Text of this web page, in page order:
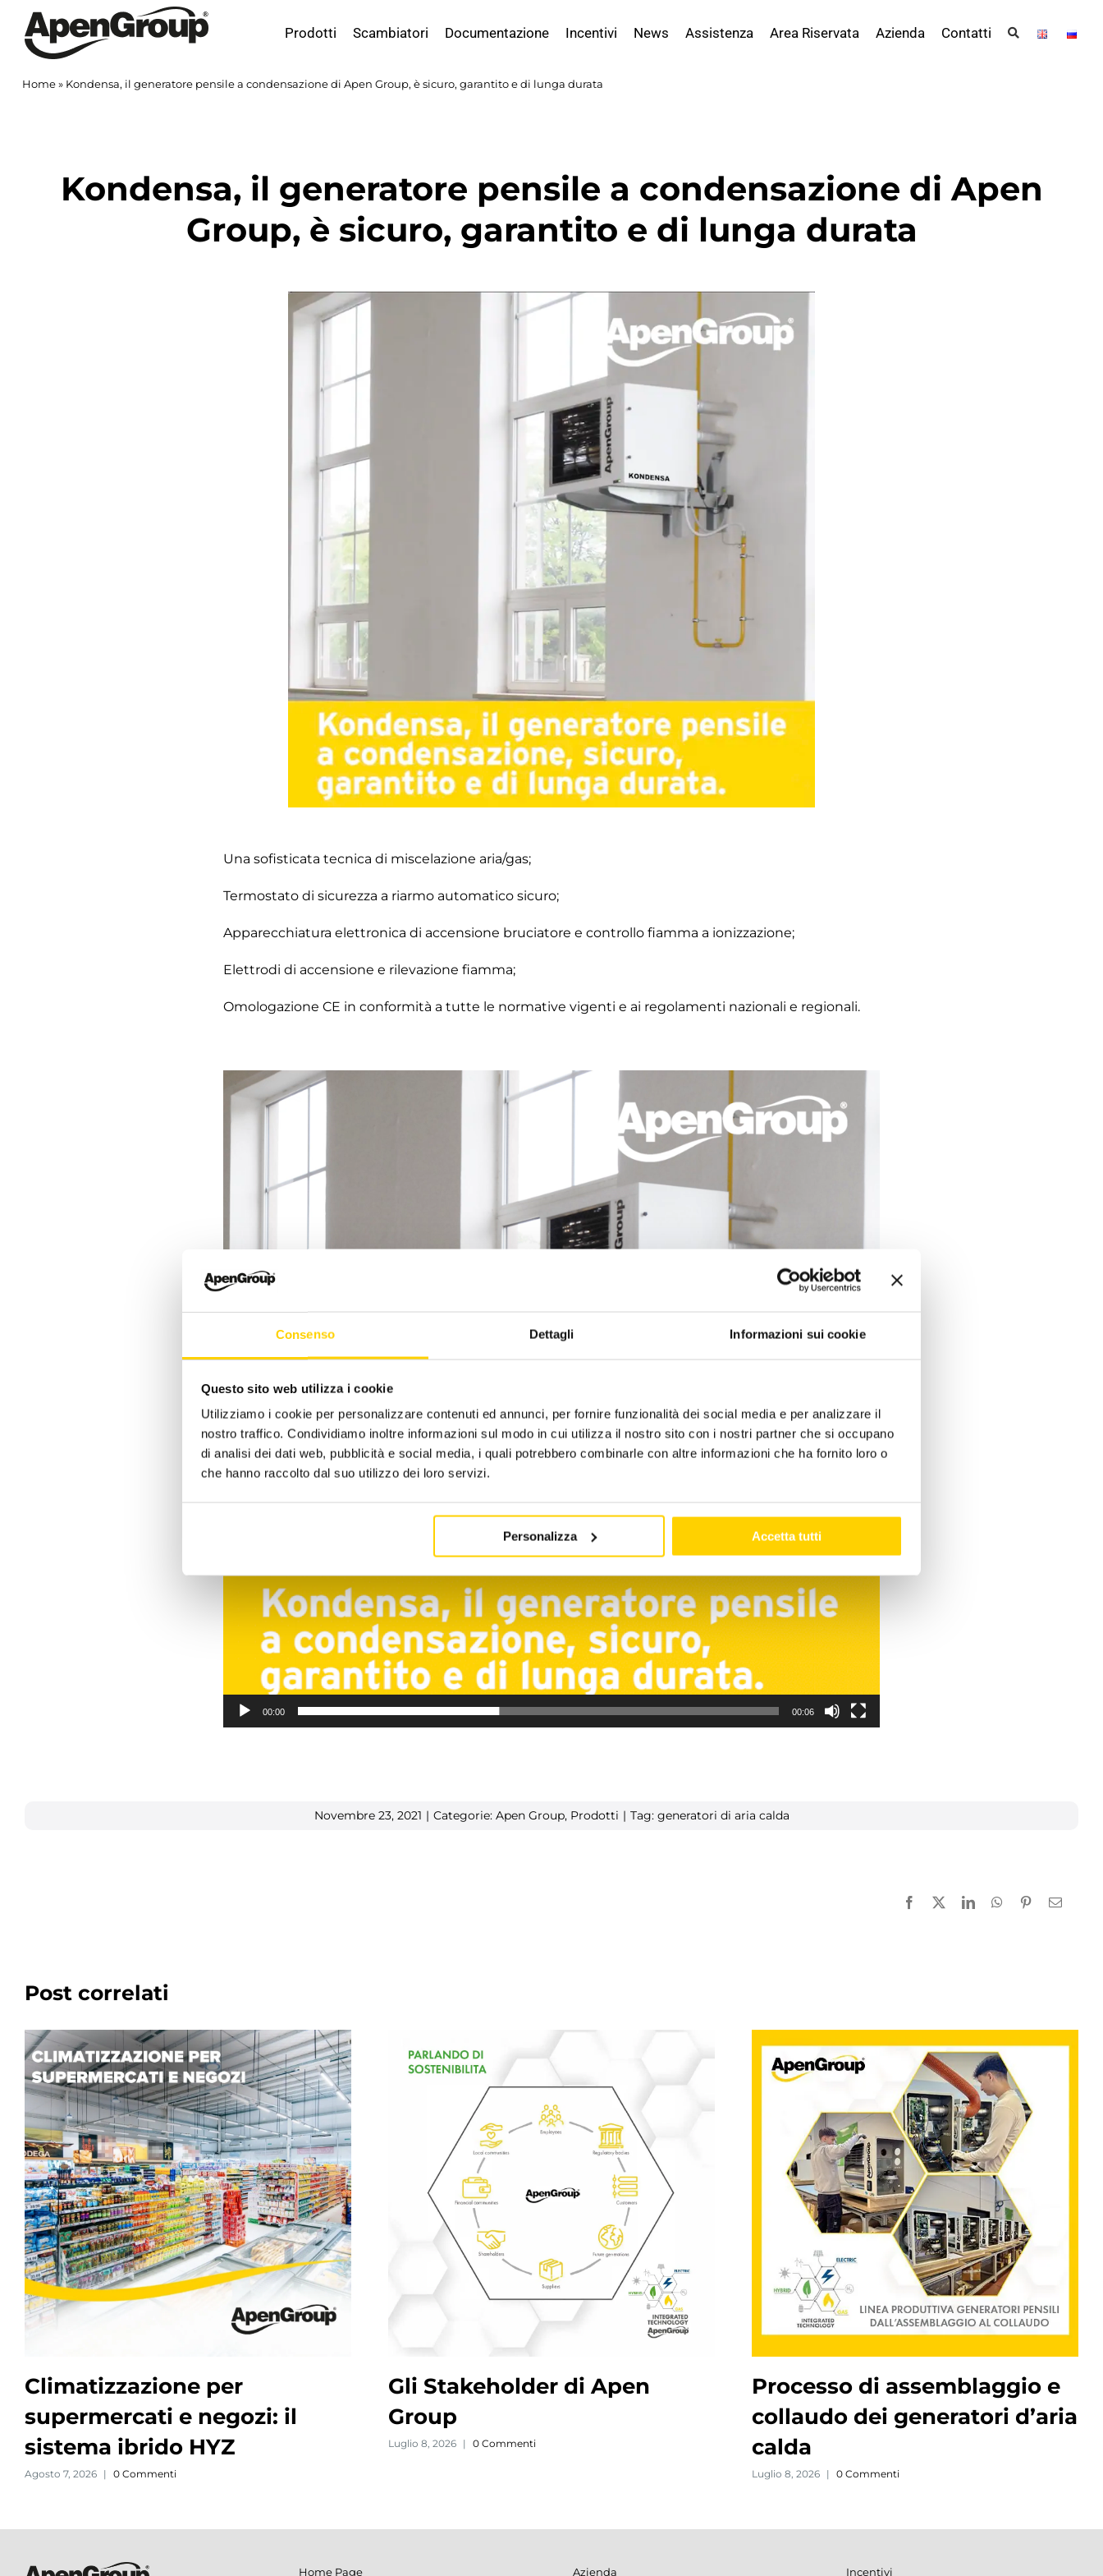
Consenso Dettagli Informazioni sui cookie
Questo sito web utilizza i cookie
Utilizziamo i cookie per personalizzare contenuti ed annunci, per fornire funzionalità dei social media e per analizzare il
nostro traffico. Condividiamo inoltre informazioni sul modo in cui utilizza il nostro sito con i nostri partner che si occupano
di analisi dei dati web, pubblicità e social media, i quali potrebbero combinarle con altre informazioni che ha fornito loro o
che hanno raccolto dal suo utilizzo dei loro servizi.
Personalizza Accetta tutti
contenuto
Prodotti Scambiatori Documentazione Incentivi News Assistenza Area Riservata Azienda Contatti
Home» Kondensa, il generatore pensile a condensazione di Apen Group, è sicuro, garantito e di lunga durata
Kondensa, il generatore pensile a condensazione di Apen
Group, è sicuro, garantito e di lunga durata
Ingrandisci
immagine
Una sofisticata tecnica di miscelazione aria/gas;
Termostato di sicurezza a riarmo automatico sicuro;
Apparecchiatura elettronica di accensione bruciatore e controllo fiamma a ionizzazione;
Elettrodi di accensione e rilevazione fiamma;
Omologazione CE in conformità a tutte le normative vigenti e ai regolamenti nazionali e regionali.
Video
Player
00:00 00:06
Novembre 23, 2021 | Categorie: Apen Group, Prodotti | Tag: generatori di aria calda
Facebook LinkedInWhatsApp
PinterestEmail
Post correlati
Climatizzazione per
supermercati e negozi: il
sistema ibrido HYZ
Agosto 7, 2026 | 0 Commenti
Gli Stakeholder di Apen
Group
Luglio 8, 2026 | 0 Commenti
Processo di assemblaggio e
collaudo dei generatori d’aria
calda
Luglio 8, 2026 | 0 Commenti
Home Page Azienda Incentivi